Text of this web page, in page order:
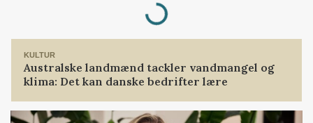
Loading...
KULTUR
Australske landmænd tackler vandmangel og
klima: Det kan danske bedrifter lære